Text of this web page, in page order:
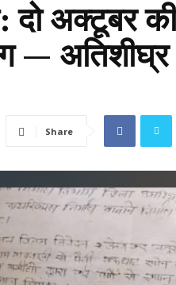
दो अक्टूबर की
—
Share